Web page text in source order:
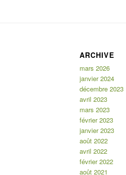
ARCHIVE
mars 2026
janvier 2024
décembre 2023
avril 2023
mars 2023
février 2023
janvier 2023
août 2022
avril 2022
février 2022
août 2021